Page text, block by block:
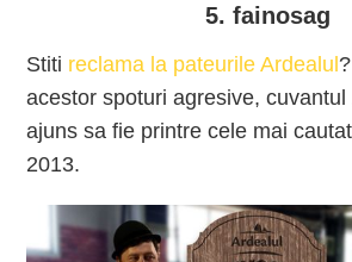
5. fainosag
Stiti reclama la pateurile Ardealul
acestor spoturi agresive, cuvantul
ajuns sa fie printre cele mai
2013.